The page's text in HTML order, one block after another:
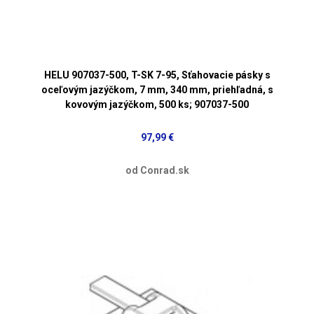
HELU 907037-500, T-SK 7-95, Sťahovacie pásky s
oceľovým jazýčkom, 7 mm, 340 mm, priehľadná, s
kovovým jazýčkom, 500 ks; 907037-500
97,99 €
od Conrad.sk